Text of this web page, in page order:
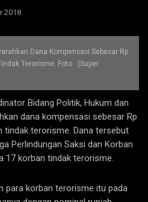
2018
Dana Kompensasi Sebesar Rp
Terorisme. Foto : (Super
Bidang Politik, Hukum dan
dana kompensasi sebesar Rp
tindak terorisme. Dana tersebut
Perlindungan Saksi dan Korban
17 korban tindak terorisme.
para korban terorisme itu pada